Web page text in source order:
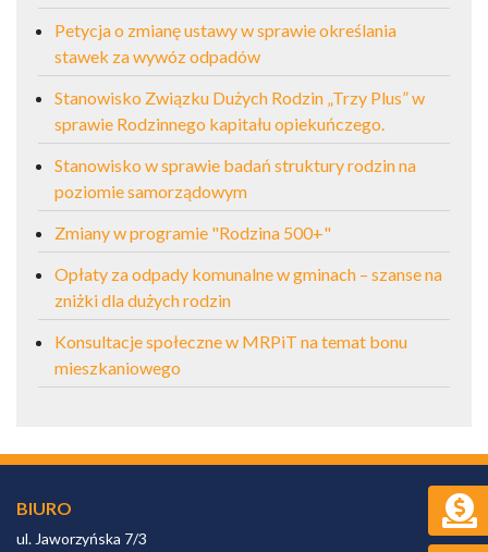
Petycja o zmianę ustawy w sprawie określania
stawek za wywóz odpadów
Stanowisko Związku Dużych Rodzin „Trzy Plus” w
sprawie Rodzinnego kapitału opiekuńczego.
Stanowisko w sprawie badań struktury rodzin na
poziomie samorządowym
Zmiany w programie "Rodzina 500+"
Opłaty za odpady komunalne w gminach – szanse na
zniżki dla dużych rodzin
Konsultacje społeczne w MRPiT na temat bonu
mieszkaniowego
BIURO
ul. Jaworzyńska 7/3